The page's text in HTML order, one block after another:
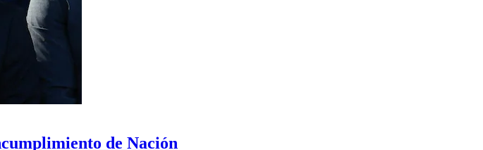
de Nación